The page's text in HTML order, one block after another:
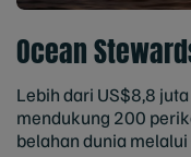
Ocean
Lebih dari US$8,8
mendukung 200
belahan dunia